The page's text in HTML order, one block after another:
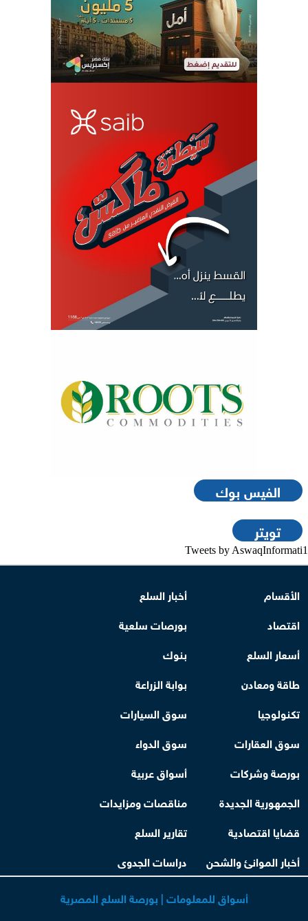
الفيس بوك
تويتر
Tweets by AswaqInformati1
الأقسام
أخبار السلع
اقتصاد
بورصات سلعية
أسعار السلع
بنوك
طاقة ومعادن
بوابة الزراعة
تكنولوجيا
سوق السيارات
سوق العقارات
سوق الدواء
بورصة وشركات
أسواق عربية
الجمهورية الجديدة
مناقصات ومزايدات
قضايا اقتصادية
تقارير السلع
أخبار الموانئ والشحن
دراسات الجدوى
أسواق للمعلومات | بورصة السلع المصرية